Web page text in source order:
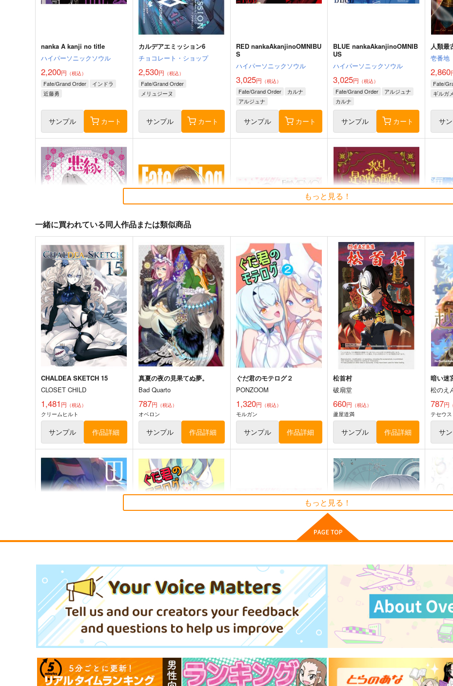
nanka A kanji no title
ハイパーソニックソウル
2,200円 （税込）
Fate/Grand Order
インドラ
近藤勇
サンプル カート
カルデアエミッション6
チョコレート・ショップ
2,530円 （税込）
Fate/Grand Order
メリュジーヌ
サンプル カート
RED nankaAkanjinoOMNIBU
S
ハイパーソニックソウル
3,025円 （税込）
Fate/Grand Order
カルナ
アルジュナ
サンプル カート
BLUE nankaAkanjinoOMNIB
US
ハイパーソニックソウル
3,025円 （税込）
Fate/Grand Order
アルジュナ
カルナ
サンプル カート
人類最
壱番地
2,860
Fate/
サ
悪縁
ぽむ屋
770円（税込）
Fate/Grand Order
マシュ・キリエライト
リリス
サンプル カート
Fate Log Grand UNOFFICIA
L FANBOOK
act on
1,430円（税込）
Fate/Grand Order
岸波白野
ギルガメッシュ
サンプル カート
Fate/GOMEMO10
ワダメモ
785 円（税込）
Fate/Grand Order
サンプル カート
火よ！星の光の瞬きよ
Owen
5,500円（税込）
Fate/Grand Order
巌窟王 エドモン・ダンテス
巌窟王 モンテ・クリスト
藤丸立香
サンプル カート
海嘯
Owen
787円
Fate/
藤丸立
サ
495円（税込）
サンプル カート
蒐集
専売 787円（税込）
サンプル カート
えふじいおう和風肖像画集参
専売 787円（税込）
サンプル カート
探偵モンテ・クリスト完全幻
覚本
Owen
巌窟王 モンテ・クリスト
藤丸立香
サンプル カート
斎藤一
2,357
もっと見る！
一緒に買われている同人作品または類似商品
CHALDEA SKETCH 15
CLOSET CHILD
1,481 円 （税込）
クリームヒルト
サンプル 作品詳細
真夏の夜の見果てぬ夢。
Bad Quarto
787円 （税込）
オベロン
サンプル 作品詳細
ぐだ君のモテログ２
PONZOOM
1,320円 （税込）
モルガン
サンプル 作品詳細
松首村
破扇堂
660円 （税込）
蘆屋道満
サンプル 作品詳細
暗い迷
松のえ
787円
テセウス
サ
BLADE
Owen
787円 （税込）
斎藤一
サンプル 作品詳細
ぐだ君のモテログ
1,320円（税込）
サンプル 作品詳細
Fate/GOMEMO10
785円 （税込）
サンプル 作品詳細
compass
（税込）
サンプル
牛乳石
550円
サン
もっと見る！